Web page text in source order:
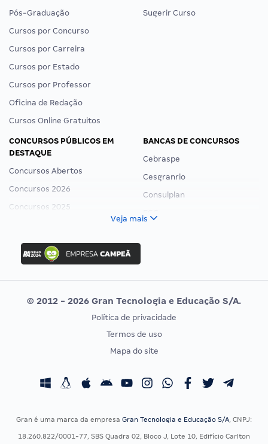
Pós-Graduação
Cursos por Concurso
Cursos por Carreira
Cursos por Estado
Cursos por Professor
Oficina de Redação
Cursos Online Gratuitos
Sugerir Curso
CONCURSOS PÚBLICOS EM
DESTAQUE
Concursos Abertos
Concursos 2026
Concursos 2025
Concurso Nacional Unificado
Concurso Ibama
Concurso MPU
Editais publicados
BANCAS DE CONCURSOS
Cebraspe
Cesgranrio
Consulplan
Vunesp
CONCURSOS POR PROFISSÃO
Concursos Fiscais
EXAME DE ORDEM
Calendário OAB
Veja mais
© 2012 - 2026 Gran Tecnologia e Educação S/A.
Política de privacidade
Termos de uso
Mapa do site
Gran é uma marca da empresa Gran Tecnologia e Educação S/A, CNPJ:
18.260.822/0001-77, SBS Quadra 02, Bloco J, Lote 10, Edifício Carlton